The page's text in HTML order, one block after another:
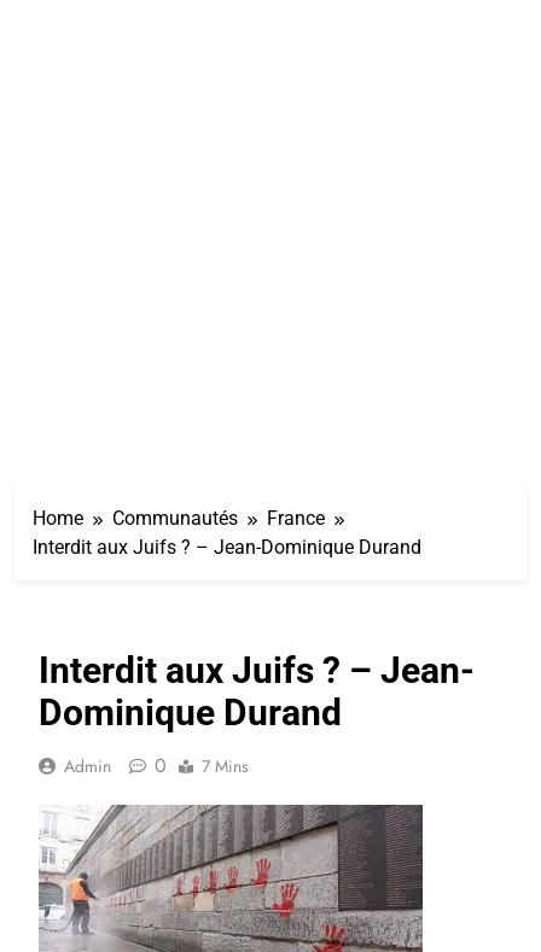
Home Communautés
France
Interdit aux Juifs ? – Jean-Dominique Durand
Interdit aux Juifs ? – Jean-
Dominique Durand
Admin 0 7 Mins